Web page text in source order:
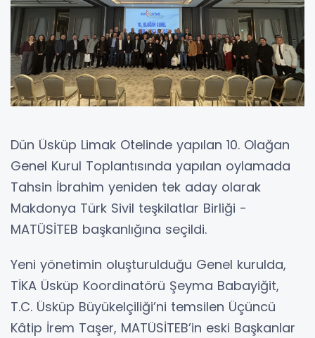
Dün Üsküp Limak Otelinde yapılan 10. Olağan
Genel Kurul Toplantısında yapılan oylamada
Tahsin İbrahim yeniden tek aday olarak
Makdonya Türk Sivil teşkilatlar Birliği -
MATÜSİTEB başkanlığına seçildi.
Yeni yönetimin oluşturulduğu Genel kurulda,
TİKA Üsküp Koordinatörü Şeyma Babayiğit,
T.C. Üsküp Büyükelçiliği’ni temsilen Üçüncü
Kâtip İrem Taşer, MATÜSİTEB’in eski Başkanlar